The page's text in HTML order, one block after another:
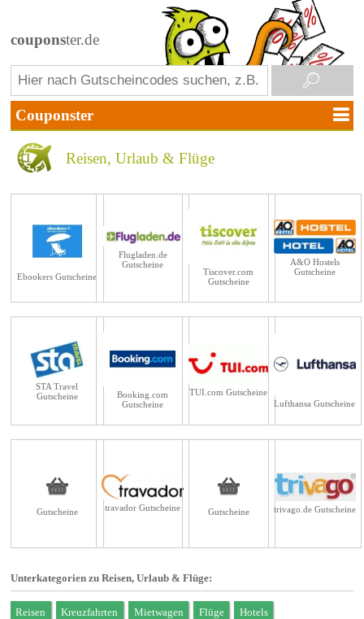
couponster.de
Reisen, Urlaub & Flüge
Ebookers Gutscheine
Flugladen.de
Gutscheine
Tiscover.com
Gutscheine
A&O Hostels
Gutscheine
STA Travel
Gutscheine
Booking.com
Gutscheine
TUI.com Gutscheine
Lufthansa Gutscheine
Gutscheine travador Gutscheine Gutscheine trivago.de Gutscheine
Unterkategorien zu Reisen, Urlaub & Flüge:
Reisen Kreuzfahrten Mietwagen Flüge Hotels